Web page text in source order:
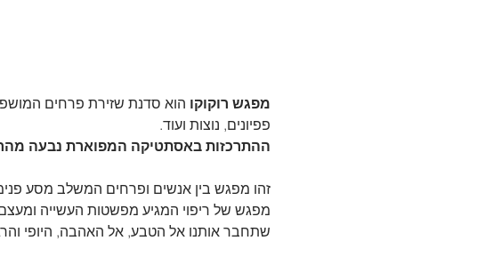
מפגש רוקוקו הוא סדנת שזירת פרחים
פפיונים, נוצות ועוד.
ההתרכזות באסתטיקה המפוארת נבעה
זהו מפגש בין אנשים ופרחים המשלב מסע
מפגש של ריפוי המגיע מפשטות העשייה
שתחבר אותנו אל הטבע, אל האהבה, היופי